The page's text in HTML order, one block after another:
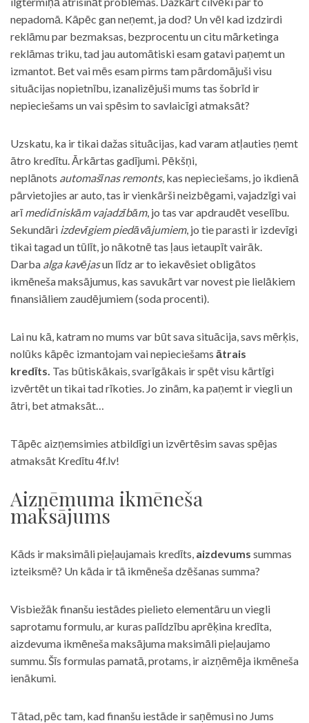
nepadomā. Kāpēc gan neņemt, ja dod? Un vēl kad izdzirdi
reklāmu par bezmaksas, bezprocentu un citu mārketinga
reklāmas triku, tad jau automātiski esam gatavi paņemt un
izmantot. Bet vai mēs esam pirms tam pārdomājuši visu
situācijas nopietnību, izanalizējuši mums tas šobrīd ir
nepieciešams un vai spēsim to savlaicīgi atmaksāt?
Uzskatu, ka ir tikai dažas situācijas, kad varam atļauties ņemt
ātro kredītu. Ārkārtas gadījumi. Pēkšņi,
neplānots automašīnas remonts, kas nepieciešams, jo ikdienā
pārvietojies ar auto, tas ir vienkārši neizbēgami, vajadzīgi vai
arīmedicīniskām vajadzībām, jo tas var apdraudēt veselību.
Sekundāri izdevīgiem piedāvājumiem, jo tie parasti ir izdevīgi
tikai tagad un tūlīt, jo nākotnē tas ļaus ietaupīt vairāk.
Darba alga kavējasun līdz ar to iekavēsiet obligātos
ikmēneša maksājumus, kas savukārt var novest pie lielākiem
finansiāliem zaudējumiem (soda procenti).
Lai nu kā, katram no mums var būt sava situācija, savs mērķis,
nolūks kāpēc izmantojam vai nepieciešams ātrais
kredīts. Tas būtiskākais, svarīgākais ir spēt visu kārtīgi
izvērtēt un tikai tad rīkoties. Jo zinām, ka paņemt ir viegli un
ātri, bet atmaksāt…
Tāpēc aizņemsimies atbildīgi un izvērtēsim savas spējas
atmaksāt Kredītu 4f.lv!
Aizņēmuma ikmēneša
maksājums
Kāds ir maksimāli pieļaujamais kredīts, aizdevums summas
izteiksmē? Un kāda ir tā ikmēneša dzēšanas summa?
Visbiežāk finanšu iestādes pielieto elementāru un viegli
saprotamu formulu, ar kuras palīdzību aprēķina kredīta,
aizdevuma ikmēneša maksājuma maksimāli pieļaujamo
summu. Šīs formulas pamatā, protams, ir aizņēmēja ikmēneša
ienākumi.
Tātad, pēc tam, kad finanšu iestāde ir saņēmusi no Jums